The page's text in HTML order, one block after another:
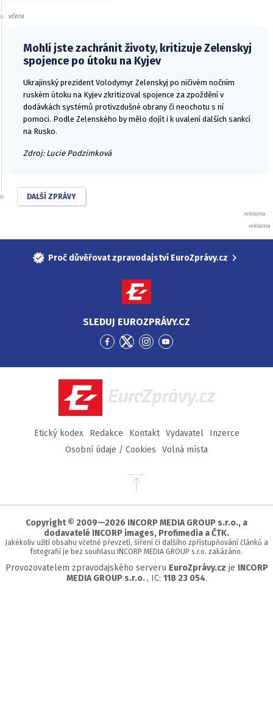
včera
Mohli jste zachránit životy, kritizuje Zelenskyj
spojence po útoku na Kyjev
Ukrajinský prezident Volodymyr Zelenskyj po ničivém nočním
ruském útoku na Kyjev zkritizoval spojence za zpoždění v
dodávkách systémů protivzdušné obrany či neochotu s ní
pomoci. Podle Zelenského by mělo dojít i k uvalení dalších sankcí
na Rusko.
Zdroj: Lucie Podzimková
DALŠÍ ZPRÁVY
Proč důvěřovat zpravodajství EuroZprávy.cz
SLEDUJ EUROZPRÁVY.CZ
Přejít
Facebook
Přejít
Twitter
Přejít
Instagram
Přejít
YouTube
EuroZprávy.cz
Etický kodex Redakce Kontakt Vydavatel
Inzerce
Osobní údaje / Cookies
Volná místa
Přejít
stránky
Copyright © 2009—2026 INCORP MEDIA GROUP s.r.o., a
dodavatelé INCORP images, Profimedia a ČTK.
Jakékoliv užití obsahu včetně převzetí, šíření či dalšího zpřístupňování článků a
fotografií je bez souhlasu INCORP MEDIA GROUP s.r.o. zakázáno.
Provozovatelem zpravodajského serveru EuroZprávy.cz je INCORP
MEDIA GROUP s.r.o. , IC: 118 23 054.